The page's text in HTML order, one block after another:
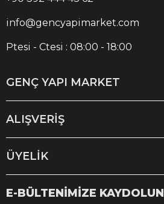
info@gencyapimarket.com
Ptesi - Ctesi : 08:00 - 18:00
GENÇ YAPI MARKET
ALIŞVERİŞ
ÜYELİK
E-BÜLTENİMİZE KAYDOLUN